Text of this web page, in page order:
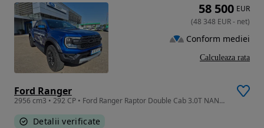
Ford Ranger
2956 cm3 • 292 CP • Ford Ranger Raptor Double Cab 3.0T NANO 292 CP A10 4WD
Detalii verificate
58 500 EUR
(48 348 EUR- net)
Conform mediei
Calculeaza rata